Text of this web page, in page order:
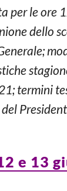
per le ore
dello
termini
e 13